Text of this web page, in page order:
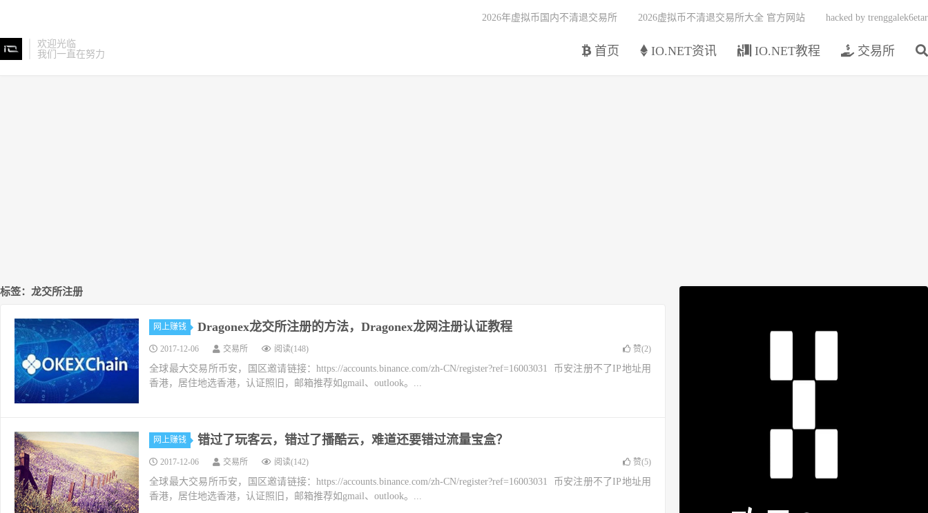
欢迎光临
我们一直在努力
首页 IO.NET资讯 IO.NET教程 交易所
2026年虚拟币国内不清退交易所 2026虚拟币不清退交易所大全 官方网站 hacked by trenggalek6etar
标签：龙交所注册
网上赚钱 Dragonex龙交所注册的方法，Dragonex龙网注册认证教程
2017-12-06 交易所 阅读(148) 赞(2)
全球最大交易所币安，国区邀请链接：https://accounts.binance.com/zh-CN/register?ref=16003031 币安注册不了IP地址用
香港，居住地选香港，认证照旧，邮箱推荐如gmail、outlook。...
网上赚钱 错过了玩客云，错过了播酷云，难道还要错过流量宝盒？
2017-12-06 交易所 阅读(142) 赞(5)
全球最大交易所币安，国区邀请链接：https://accounts.binance.com/zh-CN/register?ref=16003031 币安注册不了IP地址用
香港，居住地选香港，认证照旧，邮箱推荐如gmail、outlook。...